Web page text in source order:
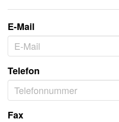
E-Mail
Telefon
Fax